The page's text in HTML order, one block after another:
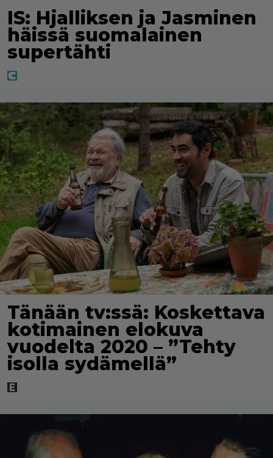
IS: Hjalliksen ja Jasminen
häissä suomalainen
supertähti
Tänään tv:ssä: Koskettava
kotimainen elokuva
vuodelta 2020 – ”Tehty
isolla sydämellä”